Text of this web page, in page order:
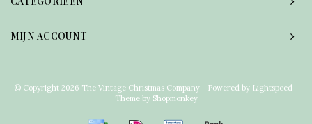
MIJN ACCOUNT
© Copyright 2026 The Vintage Christmas Company - Powered by Lightspeed -
Theme by Shopmonkey